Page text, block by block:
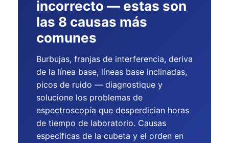
incorrecto — estas son
las 8 causas más
comunes
Burbujas, franjas de interferencia, deriva
de la línea base, líneas base inclinadas,
picos de ruido — diagnostique y
solucione los problemas de
espectroscopía que desperdician horas
de tiempo de laboratorio. Causas
específicas de la cubeta y el orden en